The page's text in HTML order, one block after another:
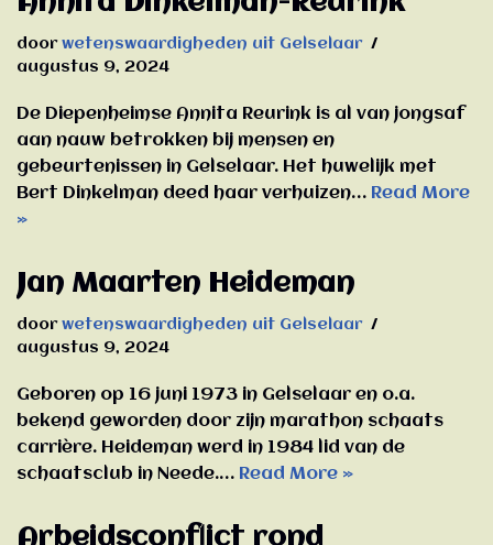
door wetenswaardigheden uit Gelselaar
augustus 9, 2024
De Diepenheimse Annita Reurink is al van jongsaf
aan nauw betrokken bij mensen en
gebeurtenissen in Gelselaar. Het huwelijk met
Bert Dinkelman deed haar verhuizen… Read More
»
Jan Maarten Heideman
door wetenswaardigheden uit Gelselaar
augustus 9, 2024
Geboren op 16 juni 1973 in Gelselaar en o.a.
bekend geworden door zijn marathon schaats
carrière. Heideman werd in 1984 lid van de
schaatsclub in Neede.… Read More »
Arbeidsconflict rond